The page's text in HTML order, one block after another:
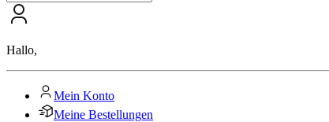
Hallo,
Mein Konto
Meine Bestellungen